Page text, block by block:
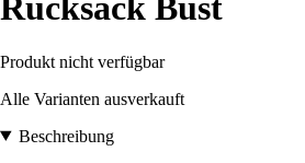
Rucksack Bust
Produkt nicht verfügbar
Alle Varianten ausverkauft
Beschreibung